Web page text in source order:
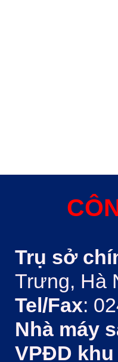
Trụ sở
Trưng, Hà
Tel/Fax:
Nhà máy
VPĐD